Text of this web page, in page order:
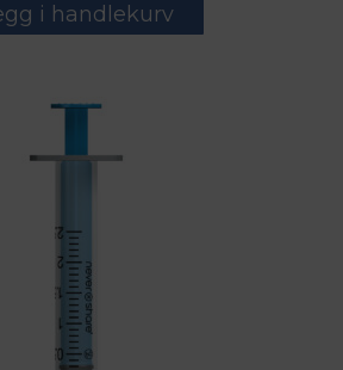
i handlekurv